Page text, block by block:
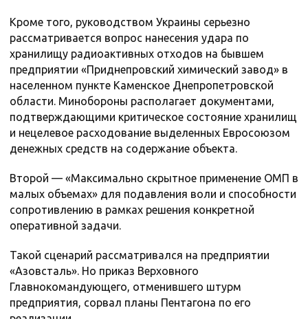
Кроме того, руководством Украины серьезно
рассматривается вопрос нанесения удара по
хранилищу радиоактивных отходов на бывшем
предприятии «Приднепровский химический завод» в
населенном пункте Каменское Днепропетровской
области. Минобороны располагает документами,
подтверждающими критическое состояние хранилищ
и нецелевое расходование выделенных Евросоюзом
денежных средств на содержание объекта.
Второй — «Максимально скрытное применение ОМП в
малых объемах» для подавления воли и способности
сопротивлению в рамках решения конкретной
оперативной задачи.
Такой сценарий рассматривался на предприятии
«Азовсталь». Но приказ Верховного
Главнокомандующего, отменившего штурм
предприятия, сорвал планы Пентагона по его